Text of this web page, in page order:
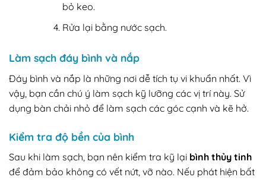
bỏ keo.
Rửa lại bằng nước sạch.
Làm sạch đáy bình và nắp
Đáy bình và nắp là những nơi dễ tích tụ vi khuẩn nhất. Vì
vậy, bạn cần chú ý làm sạch kỹ lưỡng các vị trí này. Sử
dụng bàn chải nhỏ để làm sạch các góc cạnh và kẽ hở.
Kiểm tra độ bền của bình
Sau khi làm sạch, bạn nên kiểm tra kỹ lại bình thủy tinh
để đảm bảo không có vết nứt, vỡ nào. Nếu phát hiện bất